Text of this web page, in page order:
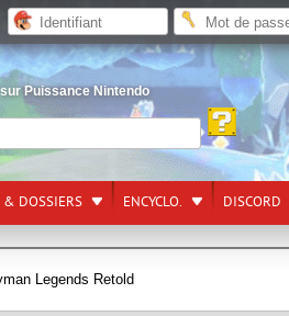
Puissance Nintendo
& DOSSIERS ENCYCLO. DISCORD
Legends Retold